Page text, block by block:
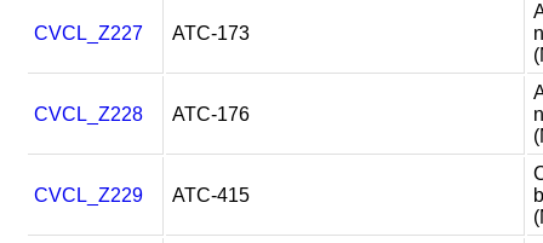
CVCL_Z227 ATC-173
CVCL_Z228 ATC-176
CVCL_Z229 ATC-415